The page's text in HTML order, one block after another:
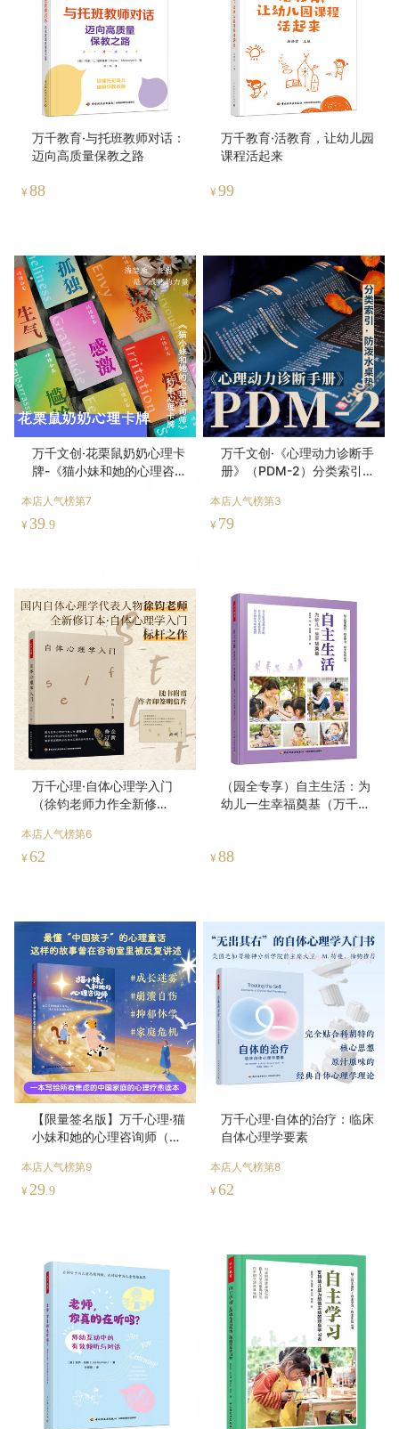
万千教育·与托班教师对话：
迈向高质量保教之路
¥ 88
万千教育·活教育，让幼儿园
课程活起来
¥ 99
万千文创·花栗鼠奶奶心理卡
牌-《猫小妹和她的心理咨询
人探索、家庭互动、团体咨
询
本店人气榜第7
¥ 39 .9
万千文创·《心理动力诊断手
册》（PDM-2）分类索引桌
本店人气榜第3
¥ 79
万千心理·自体心理学入门
（徐钧老师力作全新修
本店人气榜第6
¥ 62
（园全专享）自主生活：为
幼儿一生幸福奠基（万千教
¥ 88
【限量签名版】万千心理·猫
小妹和她的心理咨询师（全
本店人气榜第9
¥ 29 .9
万千心理·自体的治疗：临床
自体心理学要素
本店人气榜第8
¥ 62